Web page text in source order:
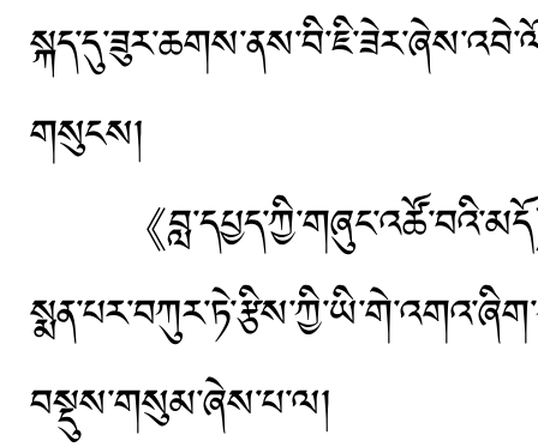
གསུངས།
《བླ་དཔྱད་ཀྱི་གཞུང་འཚོ་བའི་མདོ
བསྡུས་གསུམ་ཞེས་པ་ལ།